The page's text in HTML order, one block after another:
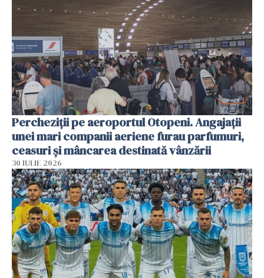
Percheziții pe aeroportul Otopeni. Angajații
unei mari companii aeriene furau parfumuri,
ceasuri și mâncarea destinată vânzării
30 IULIE 2026